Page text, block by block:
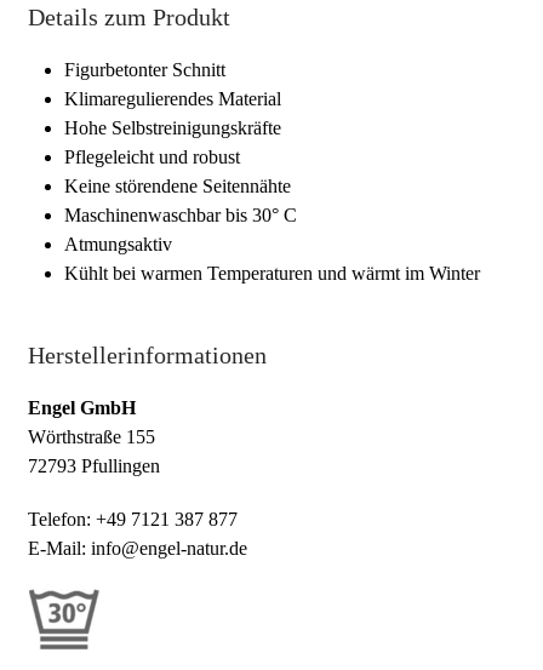
Details zum Produkt
Figurbetonter Schnitt
Klimaregulierendes Material
Hohe Selbstreinigungskräfte
Pflegeleicht und robust
Keine störendene Seitennähte
Maschinenwaschbar bis 30° C
Atmungsaktiv
Kühlt bei warmen Temperaturen und wärmt im Winter
Herstellerinformationen
Engel GmbH
Wörthstraße 155
72793 Pfullingen
Telefon: +49 7121 387 877
E-Mail: info@engel-natur.de